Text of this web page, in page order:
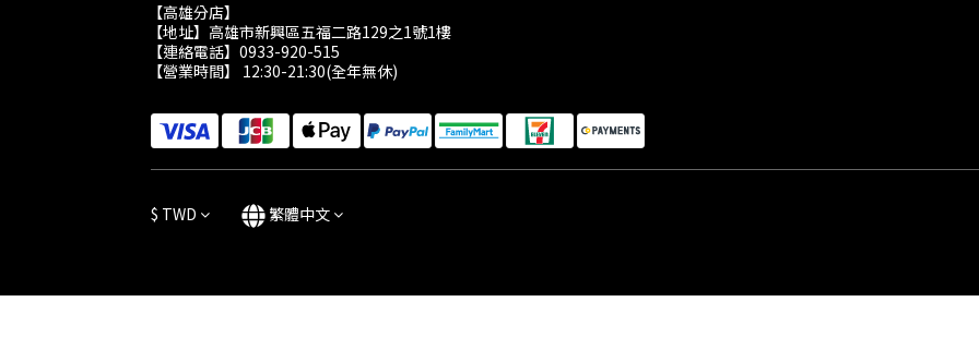
【高雄分店】
【地址】高雄市新興區五福二路129之1號1樓
【連絡電話】0933-920-515
【營業時間】 12:30-21:30(全年無休)
$ TWD 繁體中文